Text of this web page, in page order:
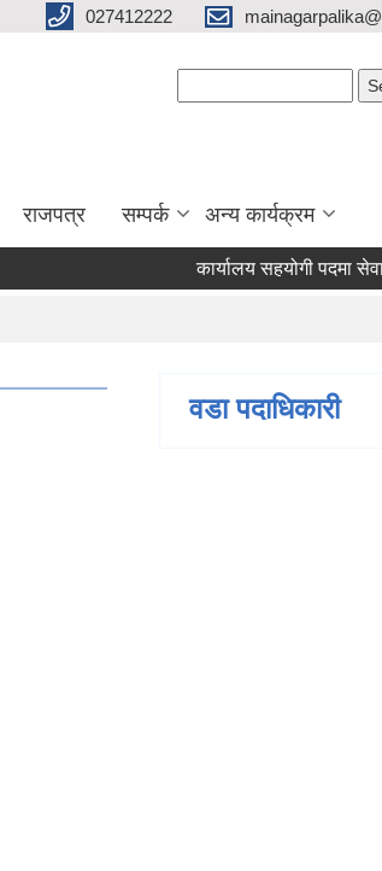
027412222
राजपत्र सम्पर्क अन्य कार्यक्रम
कार्यालय सहयोगी पदमा सेवा
वडा पदाधिकारी